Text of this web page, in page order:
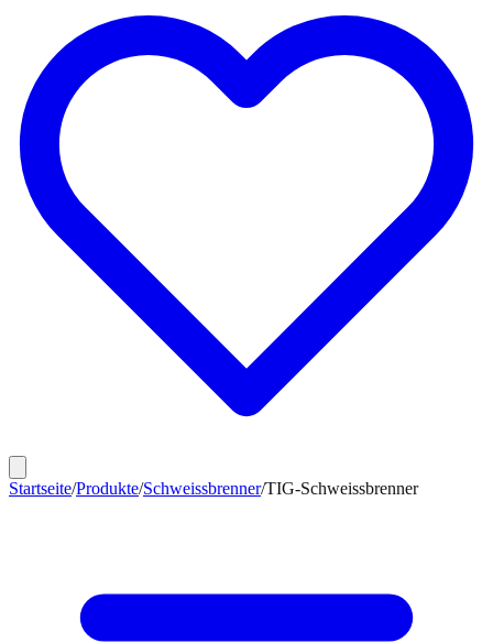
Startseite/Produkte/Schweissbrenner/TIG-Schweissbrenner